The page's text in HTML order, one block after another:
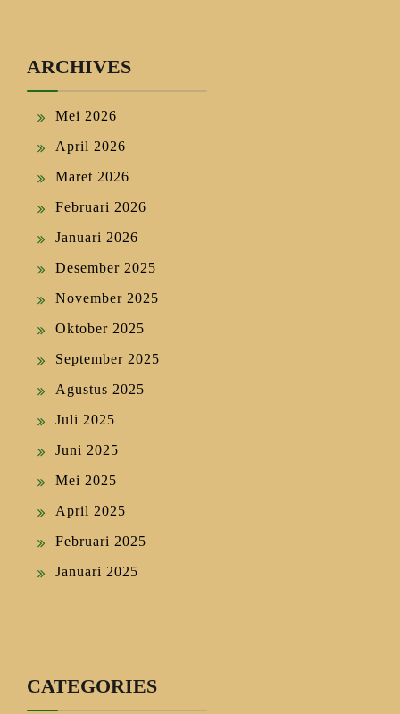
ARCHIVES
Mei 2026
April 2026
Maret 2026
Februari 2026
Januari 2026
Desember 2025
November 2025
Oktober 2025
September 2025
Agustus 2025
Juli 2025
Juni 2025
Mei 2025
April 2025
Februari 2025
Januari 2025
CATEGORIES